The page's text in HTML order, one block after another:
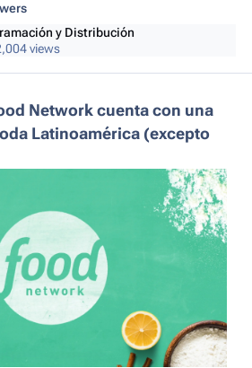
y Distribución
views
Network cuenta con una
Latinoamérica (excepto